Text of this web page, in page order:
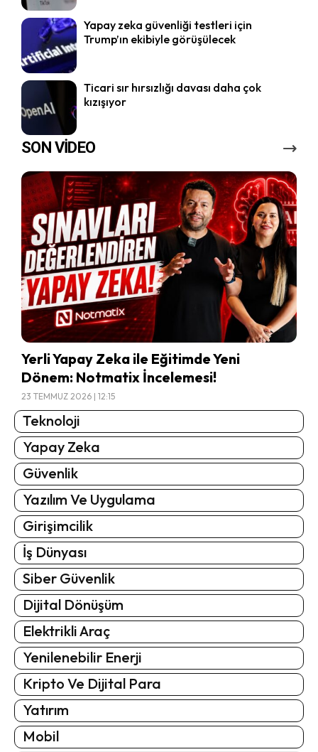
Yapay zeka güvenliği testleri için
Trump’ın ekibiyle görüşülecek
Ticari sır hırsızlığı davası daha çok
kızışıyor
SON VİDEO
Yerli Yapay Zeka ile Eğitimde Yeni
Dönem: Notmatix İncelemesi!
23 TEMMUZ 2026 | 12:15
Teknoloji
Yapay Zeka
Güvenlik
Yazılım Ve Uygulama
Girişimcilik
İş Dünyası
Siber Güvenlik
Dijital Dönüşüm
Elektrikli Araç
Yenilenebilir Enerji
Kripto Ve Dijital Para
Yatırım
Mobil